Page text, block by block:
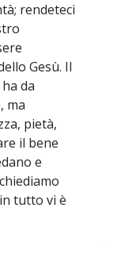
rendeteci
Gesù. Il
da
ma
pietà,
il bene
e
tutto vi è